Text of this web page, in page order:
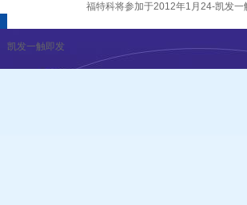
福特科将参加于2012年1月24-凯发一
凯发一触即发